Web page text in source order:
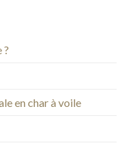
?
en char à voile